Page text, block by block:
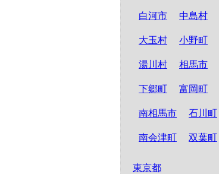
白河市 中島村
大玉村 小野町
湯川村 相馬市
下郷町 富岡町
南相馬市 石川町
南会津町 双葉町
東京都